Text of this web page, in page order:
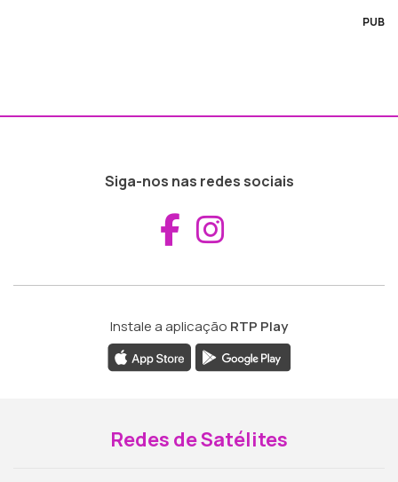
PUB
Siga-nos nas redes sociais
Aceder ao
Instale a aplicação RTP Play
Redes de Satélites